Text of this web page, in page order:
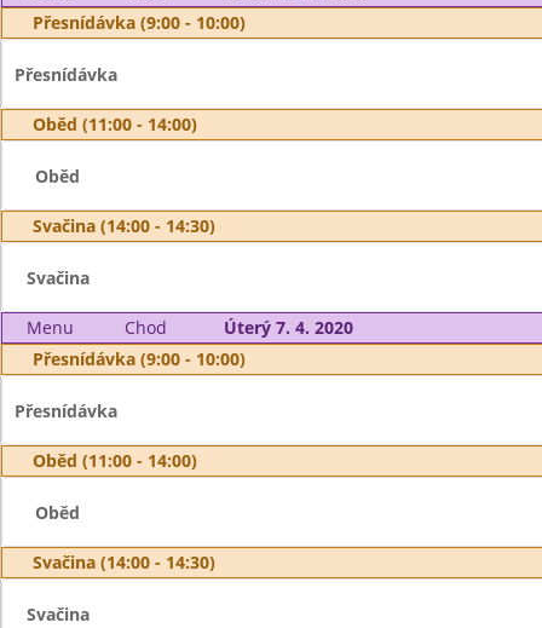
Přesnídávka (9:00 - 10:00)
Přesnídávka
Oběd (11:00 - 14:00)
Oběd
Svačina (14:00 - 14:30)
Svačina
Menu Chod
Úterý 7. 4. 2020
Přesnídávka (9:00 - 10:00)
Přesnídávka
Oběd (11:00 - 14:00)
Oběd
Svačina (14:00 - 14:30)
Svačina